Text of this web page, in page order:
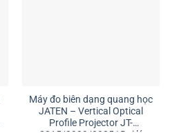
Máy đo biên dạng quang học
JATEN – Vertical Optical
Profile Projector JT-